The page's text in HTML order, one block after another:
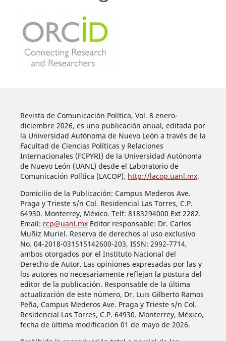
Revista de Comunicación Política, Vol. 8 enero-
diciembre 2026, es una publicación anual, editada por
la Universidad Autónoma de Nuevo León a través de la
Facultad de Ciencias Políticas y Relaciones
Internacionales (FCPYRI) de la Universidad Autónoma
de Nuevo León (UANL) desde el Laboratorio de
Comunicación Política (LACOP), http://lacop.uanl.mx.
Domicilio de la Publicación: Campus Mederos Ave.
Praga y Trieste s/n Col. Residencial Las Torres, C.P.
64930. Monterrey, México. Telf: 8183294000 Ext 2282.
Email: rcp@uanl.mxEditor responsable: Dr. Carlos
Muñiz Muriel. Reserva de derechos al uso exclusivo
No. 04-2018-031515142600-203, ISSN: 2992-7714,
ambos otorgados por el Instituto Nacional del
Derecho de Autor. Las opiniones expresadas por las y
los autores no necesariamente reflejan la postura del
editor de la publicación. Responsable de la última
actualización de este número, Dr. Luis Gilberto Ramos
Peña, Campus Mederos Ave. Praga y Trieste s/n Col.
Residencial Las Torres, C.P. 64930. Monterrey, México,
fecha de última modificación 01 de mayo de 2026.